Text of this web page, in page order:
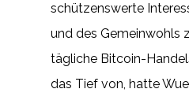
schützenswerte
und des Gemeinwohls
tägliche Bitcoin-
das Tief von, hatte